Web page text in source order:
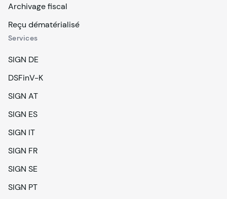
Archivage fiscal
Reçu dématérialisé
Services
SIGN DE
DSFinV-K
SIGN AT
SIGN ES
SIGN IT
SIGN FR
SIGN SE
SIGN PT